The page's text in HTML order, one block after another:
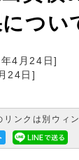
つい
4月24日]
24日 ]
リンクは別ウィ